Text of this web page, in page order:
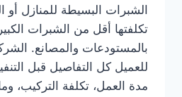
الشبرات البسيطة للمنازل
تكلفتها أقل من الشبرات
بالمستودعات والمصانع.
للعميل كل التفاصيل قبل
مدة العمل، تكلفة التركيب،